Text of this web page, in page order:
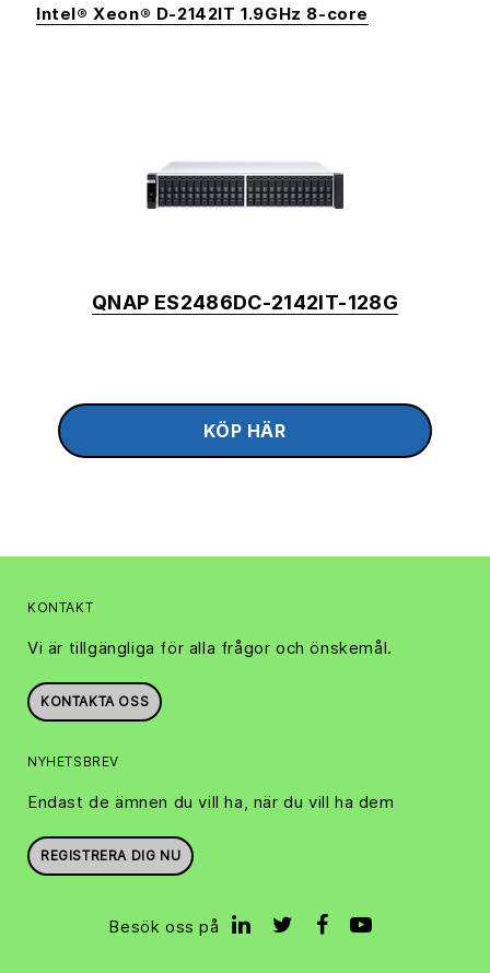
Intel® Xeon® D-2142IT 1.9GHz 8-core
QNAP ES2486DC-2142IT-128G
KONTAKT
Vi är tillgängliga för alla frågor och önskemål.
KONTAKTA OSS
NYHETSBREV
Endast de ämnen du vill ha, när du vill ha dem
REGISTRERA DIG NU
Besök oss på